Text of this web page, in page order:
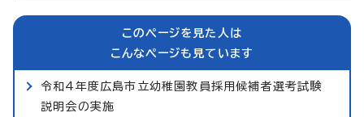
このページを見た人は
こんなページも見ています
令和4年度広島市立幼稚園教員採用候補者選考試験
説明会の実施